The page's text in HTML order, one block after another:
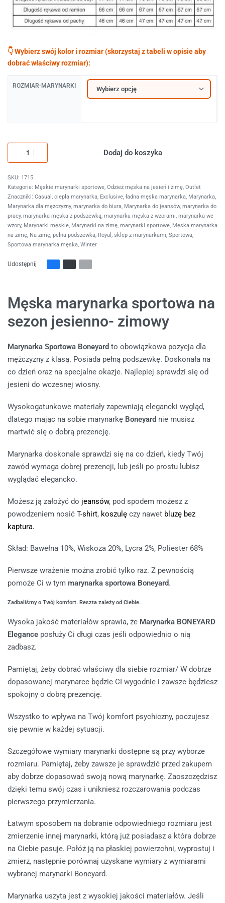
ROZMIAR-MARYNARKI
Dodaj do koszyka
1715
Kategorie: Męskie marynarki sportowe, Odzież męska na jesień i zimę, Outlet
Znaczniki: Casual , ciepła marynarka, Exclusive, ładna męska marynarka, Marynarka,
Marynarka dla mężczyzny, marynarka do biura, Marynarka do jeansów, marynarka do
pracy, marynarka męska z podszewką, marynarka męska z wzorami, marynarka we
wzory, Marynarki męskie, Marynarki na zimę, marynarki sportowe, Męska marynarka
na zimę, Na zimę, pełna podszewka, Royal , sklep z marynarkami, Sportowa,
Sportowa marynarka męska, Winter
Udostępnij
Męska marynarka sportowa na
sezon jesienno- zimowy
Marynarka Sportowa Boneyard to obowiązkowa pozycja dla
mężczyzny z klasą. Posiada pełną podszewkę. Doskonała na
co dzień oraz na specjalne okazje. Najlepiej sprawdzi się od
jesieni do wczesnej wiosny.
Wysokogatunkowe materiały zapewniają elegancki wygląd,
dlatego mając na sobie marynarkę Boneyard nie musisz
martwić się o dobrą prezencję.
Marynarka doskonale sprawdzi się na co dzień, kiedy Twój
zawód wymaga dobrej prezencji, lub jeśli po prostu lubisz
wyglądać elegancko.
Możesz ją założyć do jeansów, pod spodem możesz z
powodzeniem nosić T-shirt, koszulę czy nawet bluzę bez
kaptura.
Skład: Bawełna 10%, Wiskoza 20%, Lycra 2%, Poliester 68%
Pierwsze wrażenie można zrobić tylko raz. Z pewnością
pomoże Ci w tym marynarka sportowa Boneyard.
Zadbaliśmy o Twój komfort. Reszta zależy od Ciebie.
Wysoka jakość materiałów sprawia, że Marynarka BONEYARD
Elegance posłuży Ci długi czas jeśli odpowiednio o nią
zadbasz.
Pamiętaj, żeby dobrać właściwy dla siebie rozmiar/ W dobrze
dopasowanej marynarce będzie CI wygodnie i zawsze będziesz
spokojny o dobrą prezencję.
Wszystko to wpływa na Twój komfort psychiczny, poczujesz
się pewnie w każdej sytuacji.
Szczegółowe wymiary marynarki dostępne są przy wyborze
rozmiaru. Pamiętaj, żeby zawsze je sprawdzić przed zakupem
aby dobrze dopasować swoją nową marynarkę. Zaoszczędzisz
dzięki temu swój czas i unikniesz rozczarowania podczas
pierwszego przymierzania.
Łatwym sposobem na dobranie odpowiedniego rozmiaru jest
zmierzenie innej marynarki, którą już posiadasz a która dobrze
na Ciebie pasuje. Połóż ją na płaskiej powierzchni, wyprostuj i
zmierz, następnie porównaj uzyskane wymiary z wymiarami
wybranej marynarki Boneyard.
Marynarka uszyta jest z wysokiej jakości materiałów. Jeśli